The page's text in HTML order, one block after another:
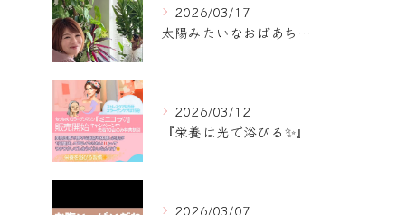
2026/03/17
太陽みたいなおばあちゃんに
2026/03/12
『栄養は光で浴びる✨』
2026/03/07